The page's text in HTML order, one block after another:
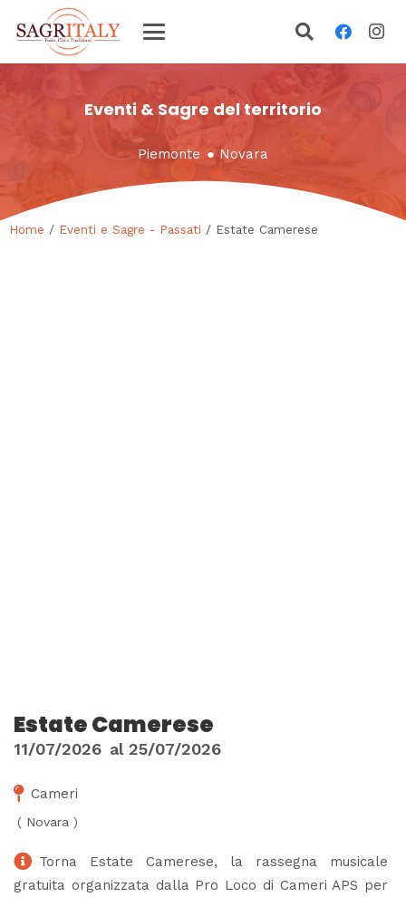
Eventi & Sagre del territorio
Piemonte ● Novara
Home / Eventi e Sagre - Passati / Estate Camerese
Estate Camerese
11/07/2026 al 25/07/2026
Cameri
( Novara )
Torna Estate Camerese, la rassegna musicale
gratuita organizzata dalla Pro Loco di Cameri APS per